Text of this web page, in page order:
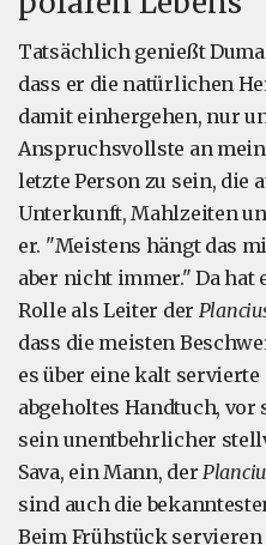
Tatsächlich genießt
dass er die natürlichen
damit einhergehen, nur
Anspruchsvollste an
letzte Person zu sein, die
Unterkunft, Mahlzeiten
er. "Meistens hängt das
aber nicht immer." Da hat
Rolle als Leiter der
dass die meisten
es über eine kalt
abgeholtes Handtuch,
sein unentbehrlicher
Sava, ein Mann, der
sind auch die
Beim Frühstück servieren